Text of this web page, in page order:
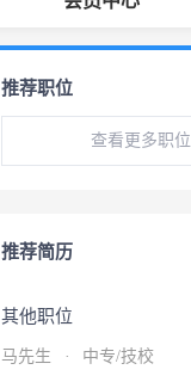
推荐职位
查看更多职位
推荐简历
其他职位
马先生 · 中专/技校